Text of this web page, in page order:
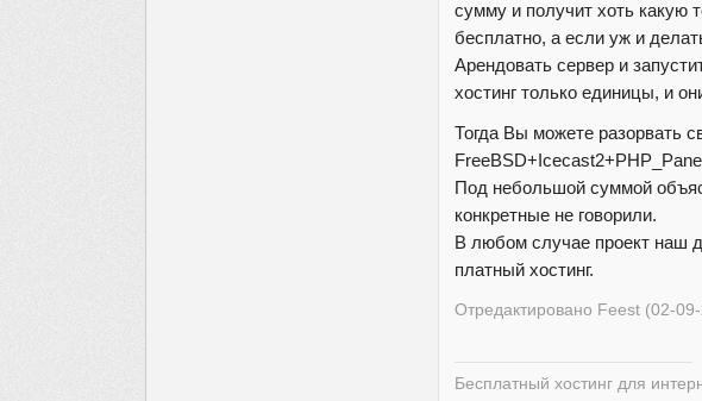
сумму и получит хоть какую
бесплатно, а если уж и
Арендовать сервер и
хостинг только единицы, и
Тогда Вы можете разорвать
Под небольшой суммой
конкретные не говорили.
В любом случае проект наш
платный хостинг.
Отредактировано Feest (02-
Бесплатный хостинг для